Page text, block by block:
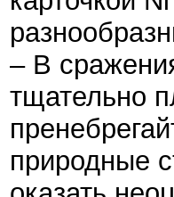
– В
тщательно
природные